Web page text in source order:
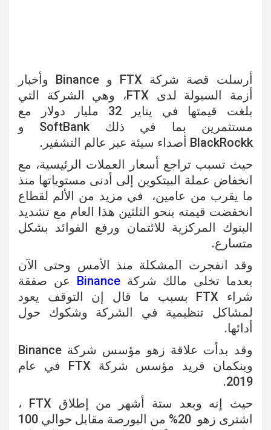
أرسلت قصة شركة FTX و Binance وأخبار
أزمة السيولة لدى FTX، وهي الشركة التي
بلغت قيمتها في يناير 32 مليار دولار مع
مستثمرين بما في ذلك SoftBank و
BlackRockk أصداء سيئة عبر عالم التشفير.
حيث تسبب تراجع أسعار العملات الرئيسية، مع
انخفاض عملة البيتكوين إلى أدنى مستوياتها منذ
ما يقرب من عامين، في مزيد من الألم لقطاع
انخفضت قيمته بنحو الثلثين هذا العام مع تشديد
البنوك المركزية للائتمان ورفع الفوائد بشكل
متسارع.
وقد انفجرت المشكلة منذ الأمس وحتى الآن
بعدما تخلى مالك شركةBinance عن صفقة
شراء FTX بسبب ما قال إن التوقف يعود
لمشاكل تنظيمية في الشركة وشكوك حول
أدائها.
وقد بدأت علاقة زهو مؤسس شركة Binance
وبنكمان فريد مؤسس شركة FTX في عام
2019.
حيث إنه وبعد ستة أشهر من إطلاق FTX ،
اشترى زهو 20% من البورصة مقابل حوالي 100